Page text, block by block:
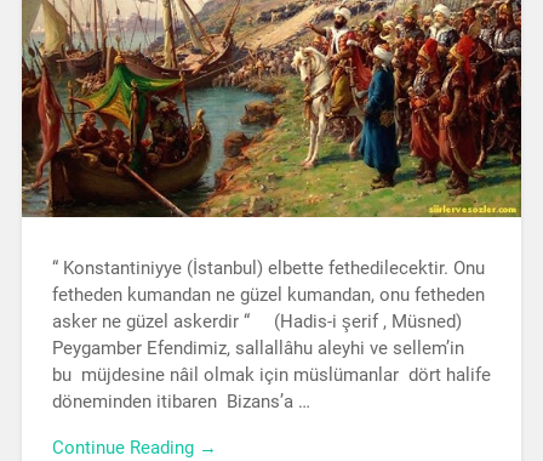
“ Konstantiniyye (İstanbul) elbette fethedilecektir. Onu
fetheden kumandan ne güzel kumandan, onu fetheden
asker ne güzel askerdir “ (Hadis-i şerif , Müsned)
Peygamber Efendimiz, sallallâhu aleyhi ve sellem’in
bu müjdesine nâil olmak için müslümanlar dört halife
döneminden itibaren Bizans’a …
Continue Reading →